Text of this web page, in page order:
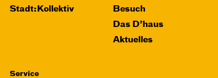
Stadt:Kollektiv
Besuch
Das D’haus
Aktuelles
Service